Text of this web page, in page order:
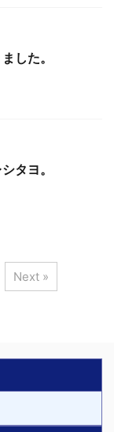
した。
タヨ。
Next »